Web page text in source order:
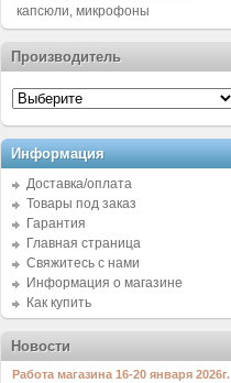
капсюли, микрофоны
Производитель
Информация
Доставка/оплата
Товары под заказ
Гарантия
Главная страница
Свяжитесь с нами
Информация о магазине
Как купить
Новости
Работа магазина 16-20 января 2026г.